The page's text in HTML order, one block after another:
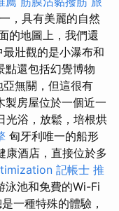
，具有美麗的自然
的地圖上，我們還
壯觀的是小瀑布和
點還包括幻覺博物
無關，但這很有
製房屋位於一個近一
光浴，放鬆，培根烘
匈牙利唯一的船形
康酒店，直接位於多
記帳士 推
泳池和免費的Wi-Fi
一種特殊的體驗，